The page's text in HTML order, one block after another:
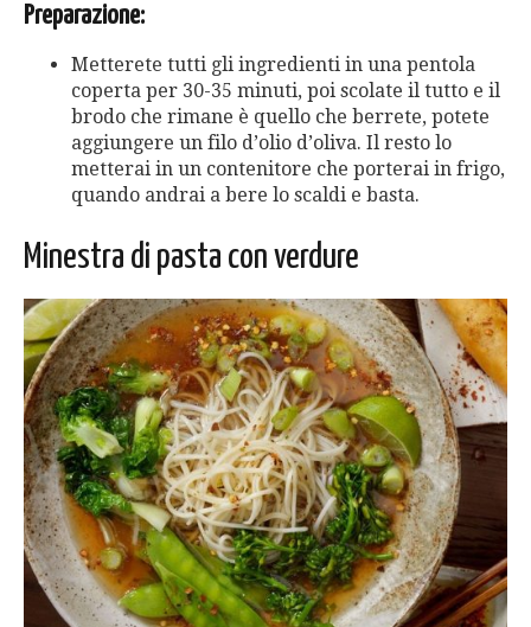
Preparazione:
Metterete tutti gli ingredienti in una pentola
coperta per 30-35 minuti, poi scolate il tutto e il
brodo che rimane è quello che berrete, potete
aggiungere un filo d’olio d’oliva. Il resto lo
metterai in un contenitore che porterai in frigo,
quando andrai a bere lo scaldi e basta.
Minestra di pasta con verdure